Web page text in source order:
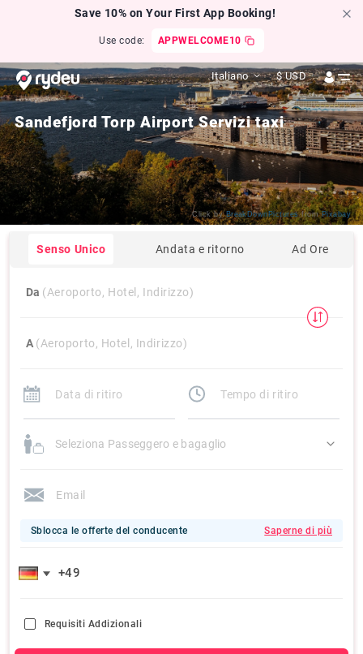
Save 10% on Your First App Booking!
Use code: APPWELCOME10
Italiano $ USD
Sandefjord Torp Airport Servizi taxi
Click byBreakDownPicturesfromPixabay
Senso Unico Andata e ritorno Ad Ore
Da (Aeroporto, Hotel, Indirizzo)
A (Aeroporto, Hotel, Indirizzo)
Seleziona Passeggero e bagaglio
Sblocca le offerte del conducente Saperne di più
Requisiti Addizionali